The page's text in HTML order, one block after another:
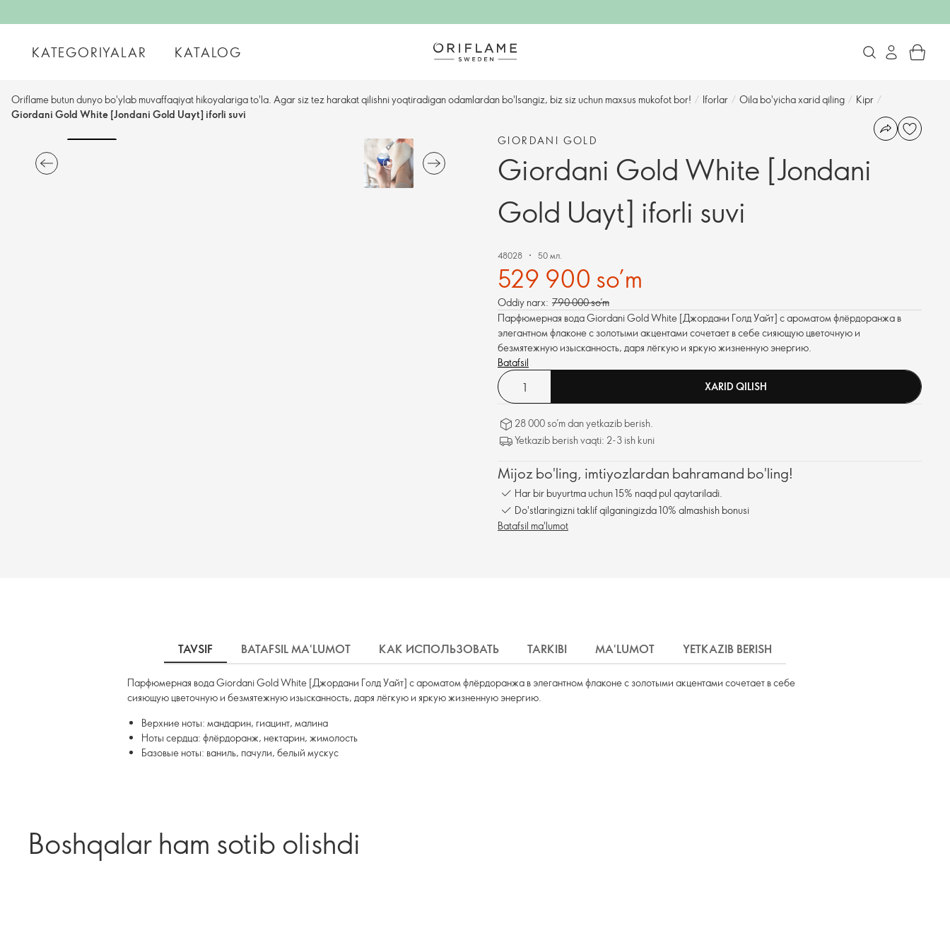
KATEGORIYALAR KATALOG
Oriflame butun dunyo bo'ylab muvaffaqiyat hikoyalariga to'la. Agar siz tez harakat qilishni yoqtiradigan odamlardan bo'lsangiz, biz siz uchun maxsus mukofot bor! / Iforlar / Oila bo'yicha xarid qiling / Kipr /
Giordani Gold White [Jondani Gold Uayt] iforli suvi
GIORDANI GOLD
Giordani Gold White [Jondani
Gold Uayt] iforli suvi
48028 50 мл.
529 900 so’m
Oddiy narx: 790 000 so’m
Парфюмерная вода Giordani Gold White [Джордани Голд Уайт] с ароматом флёрдоранжа в
элегантном флаконе с золотыми акцентами сочетает в себе сияющую цветочную и
безмятежную изысканность, даря лёгкую и яркую жизненную энергию.
Batafsil
XARID QILISH
28 000 so’m dan yetkazib berish.
Yetkazib berish vaqti: 2-3 ish kuni
Mijoz bo'ling, imtiyozlardan bahramand bo'ling!
Har bir buyurtma uchun 15% naqd pul qaytariladi.
Do'stlaringizni taklif qilganingizda 10% almashish bonusi
Batafsil ma'lumot
TAVSIF BATAFSIL MA'LUMOT КАК ИСПОЛЬЗОВАТЬ TARKIBI MA'LUMOT YETKAZIB BERISH
Парфюмерная вода Giordani Gold White [Джордани Голд Уайт] с ароматом флёрдоранжа в элегантном флаконе с золотыми акцентами сочетает в себе
сияющую цветочную и безмятежную изысканность, даря лёгкую и яркую жизненную энергию.
Верхние ноты: мандарин, гиацинт, малина
Ноты сердца: флёрдоранж, нектарин, жимолость
Базовые ноты: ваниль, пачули, белый мускус
Boshqalar ham sotib olishdi